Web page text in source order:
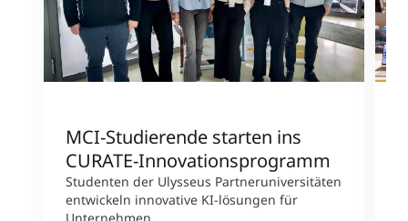
MCI-Studierende starten ins
CURATE-Innovationsprogramm
Studenten der Ulysseus Partneruniversitäten
entwickeln innovative KI-lösungen für